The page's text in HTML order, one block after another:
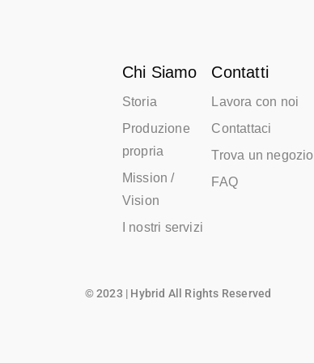
Chi Siamo
Storia
Produzione
propria
Mission /
Vision
I nostri servizi
Contatti
Lavora con noi
Contattaci
Trova un negozio
FAQ
© 2023 | Hybrid All Rights Reserved